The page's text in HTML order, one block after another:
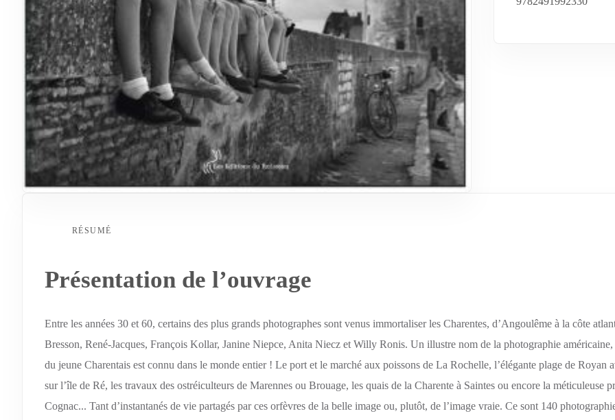
RÉSUMÉ
Présentation de l’ouvrage
Entre les années 30 et 60, certains des plus grands photographes sont venus immortaliser les Charentes, d’Angoulême à la côte
Bresson, René-Jacques, François Kollar, Janine Niepce, Anita Niecz et Willy Ronis. Un illustre nom de la photographie
du jeune Charentais est connu dans le monde entier ! Le port et le marché aux poissons de La Rochelle, l’élégante plage de
sur l’île de Ré, les travaux des ostréiculteurs de Marennes ou Brouage, les quais de la Charente à Saintes ou encore la
Cognac... Tant d’instantanés de vie partagés par ces orfèvres de la belle image ou, plutôt, de l’image vraie. Ce sont 140